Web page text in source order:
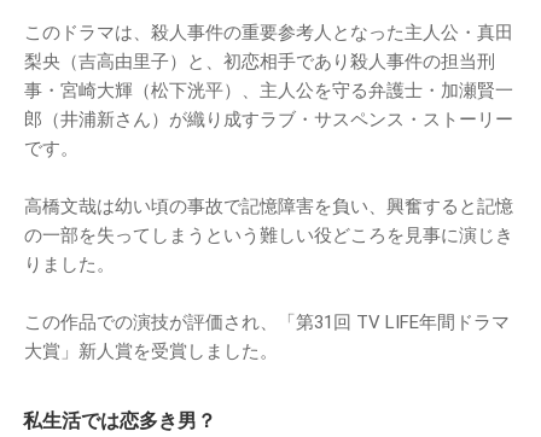
このドラマは、殺人事件の重要参考人となった主人公・真田
梨央（吉高由里子）と、初恋相手であり殺人事件の担当刑
事・宮崎大輝（松下洸平）、主人公を守る弁護士・加瀬賢一
郎（井浦新さん）が織り成すラブ・サスペンス・ストーリー
です。
高橋文哉は幼い頃の事故で記憶障害を負い、興奮すると記憶
の一部を失ってしまうという難しい役どころを見事に演じき
りました。
この作品での演技が評価され、「第31回 TV LIFE年間ドラマ
大賞」新人賞を受賞しました。
私生活では恋多き男？